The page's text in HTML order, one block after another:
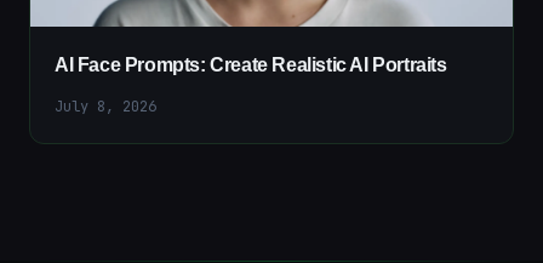
AI Face Prompts: Create Realistic AI Portraits
July 8, 2026